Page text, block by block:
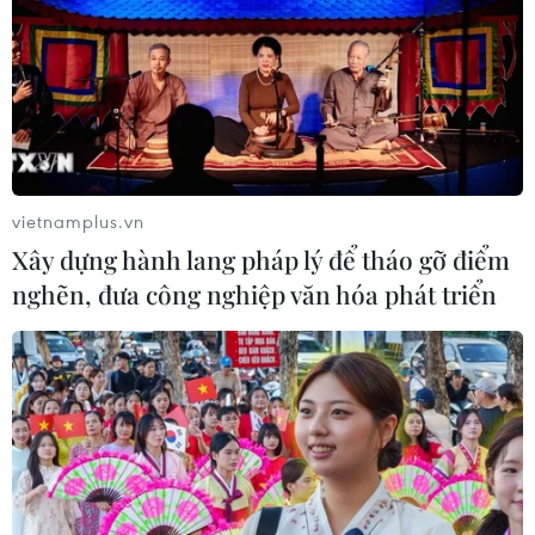
Tết Nguyên đán Nhâm Dần 2022, nhiều tuyến phố ở Hà
Nội ùn tắc kéo dài.
Việt Nam cơ bản khống chế được dịch
vietnamplus.vn
Xây dựng hành lang pháp lý để tháo gỡ điểm
nghẽn, đưa công nghiệp văn hóa phát triển